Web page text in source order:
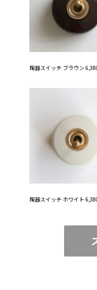
陶器スイッチ ブラウン
陶器スイッチ ホワイト